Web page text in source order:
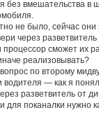
без вмешательства в
не было, сейчас они
через
процессор сможет их
реализовывать?
по второму
водителя — как я
разветвитель от
для поканалки нужно